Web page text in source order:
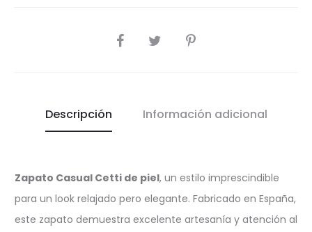
COMPARTIR
Descripción Información adicional
Zapato Casual Cetti de piel, un estilo imprescindible
para un look relajado pero elegante. Fabricado en España,
este zapato demuestra excelente artesanía y atención al